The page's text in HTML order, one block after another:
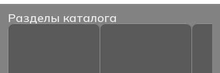
Разделы каталога